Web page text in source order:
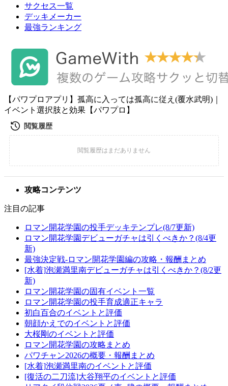
サクセス一覧
デッキメーカー
最強ランキング
【パワプロアプリ】孤高に入っては孤高に従え(覆水武明)｜
イベント選択肢と効果【パワプロ】
攻略コンテンツ
注目の記事
ロマン開花学園の投手デッキテンプレ(8/7更新)
ロマン開花学園デビューガチャは引くべきか？(8/4更
新)
最強決定戦-ロマン開花学園編の攻略・報酬まとめ
[水着]泡瀬満里南デビューガチャは引くべきか？(8/2更
新)
ロマン開花学園の固有イベント一覧
ロマン開花学園の投手育成適正キャラ
初白百合のイベントと評価
朝顔かえでのイベントと評価
大桜剛のイベントと評価
ロマン開花学園の攻略まとめ
パワチャン2026の概要・報酬まとめ
[水着]泡瀬満里南のイベントと評価
[復活の二刀流]大谷翔平のイベントと評価